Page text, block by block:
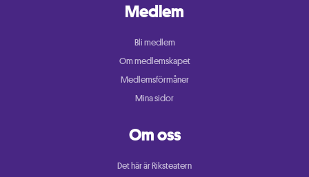
Medlem
Bli medlem
Om medlemskapet
Medlemsförmåner
Mina sidor
Om oss
Det här är Riksteatern